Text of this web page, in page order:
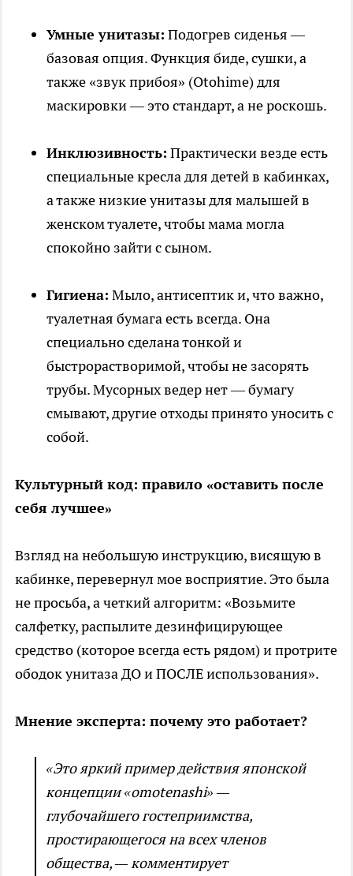
Умные унитазы: Подогрев сиденья —
базовая опция. Функция биде, сушки, а
также «звук прибоя» (Otohime) для
маскировки — это стандарт, а не роскошь.
Инклюзивность: Практически везде есть
специальные кресла для детей в кабинках,
а также низкие унитазы для малышей в
женском туалете, чтобы мама могла
спокойно зайти с сыном.
Гигиена: Мыло, антисептик и, что важно,
туалетная бумага есть всегда. Она
специально сделана тонкой и
быстрорастворимой, чтобы не засорять
трубы. Мусорных ведер нет — бумагу
смывают, другие отходы принято уносить с
собой.
Культурный код: правило «оставить после
себя лучшее»
Взгляд на небольшую инструкцию, висящую в
кабинке, перевернул мое восприятие. Это была
не просьба, а четкий алгоритм: «Возьмите
салфетку, распылите дезинфицирующее
средство (которое всегда есть рядом) и протрите
ободок унитаза ДО и ПОСЛЕ использования».
Мнение эксперта: почему это работает?
«Это яркий пример действия японской
концепции «omotenashi» —
глубочайшего гостеприимства,
простирающегося на всех членов
общества, — комментирует